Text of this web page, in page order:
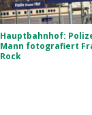
Hauptbahnhof:
Mann fotografiert
Rock